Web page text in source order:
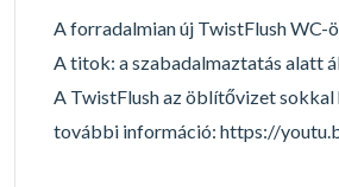
A forradalmian új TwistFlush
A titok: a szabadalmaztatás alatt
A TwistFlush az öblítővizet sokkal
további információ: https://